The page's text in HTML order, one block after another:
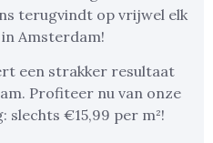
terugvindt op vrijwel elk
Amsterdam!
een strakker resultaat
Profiteer nu van onze
slechts €15,99 per m²!